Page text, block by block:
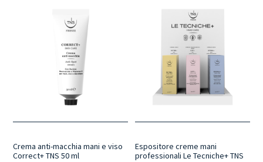
Crema anti-macchia mani e viso
Correct+ TNS 50 ml
Espositore creme mani
professionali Le Tecniche+ TNS